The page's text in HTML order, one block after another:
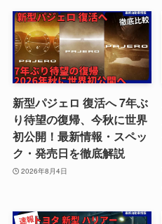
新型パジェロ 復活へ 7年ぶ
り待望の復帰、今秋に世界
初公開！最新情報・スペッ
ク・発売日を徹底解説
2026年8月4日